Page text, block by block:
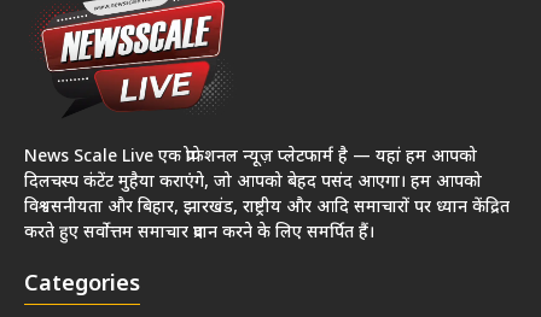
News Scale Live एक प्रोफेशनल न्यूज़ प्लेटफार्म है — यहां हम आपको
दिलचस्प कंटेंट मुहैया कराएंगे, जो आपको बेहद पसंद आएगा। हम आपको
विश्वसनीयता और बिहार, झारखंड, राष्ट्रीय और आदि समाचारों पर ध्यान केंद्रित
करते हुए सर्वोत्तम समाचार प्रदान करने के लिए समर्पित हैं।
Categories